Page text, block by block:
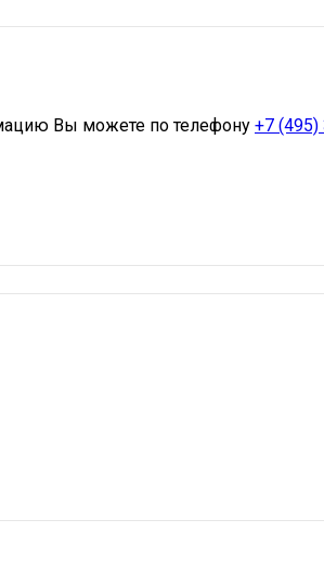
Вы можете по телефону +7